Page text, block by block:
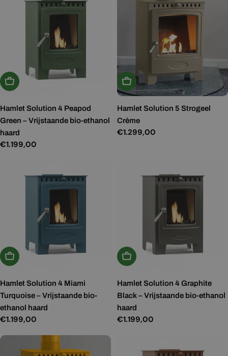
In Winkelwagen
Hamlet Solution 4 Peapod
Green – Vrijstaande bio-ethanol
haard
Normale
€1.199,00
In Winkelwagen
Hamlet Solution 5 Strogeel
Crème
Normale
€1.299,00
In Winkelwagen
Hamlet Solution 4 Miami
Turquoise – Vrijstaande bio-
ethanol haard
Normale
€1.199,00
In Winkelwagen
Hamlet Solution 4 Graphite
Black – Vrijstaande bio-ethanol
haard
Normale
€1.199,00